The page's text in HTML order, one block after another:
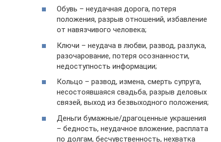
Обувь – неудачная дорога, потеря
положения, разрыв отношений, избавление
от навязчивого человека;
Ключи – неудача в любви, развод, разлука,
разочарование, потеря осознанности,
недоступность информации;
Кольцо – развод, измена, смерть супруга,
несостоявшаяся свадьба, разрыв деловых
связей, выход из безвыходного положения;
Деньги бумажные/драгоценные украшения
– бедность, неудачное вложение, расплата
по долгам, бесчувственность, нехватка